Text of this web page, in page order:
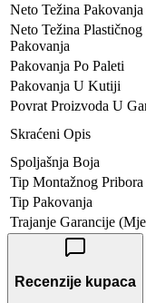
Neto Težina
Neto Težina Plastičnog
Pakovanja
Pakovanja Po Paleti
Pakovanja U Kutiji
Povrat Proizvoda U
Skraćeni Opis
Spoljašnja Boja
Tip Montažnog Pribora
Tip Pakovanja
Trajanje Garancije
Recenzije kupaca